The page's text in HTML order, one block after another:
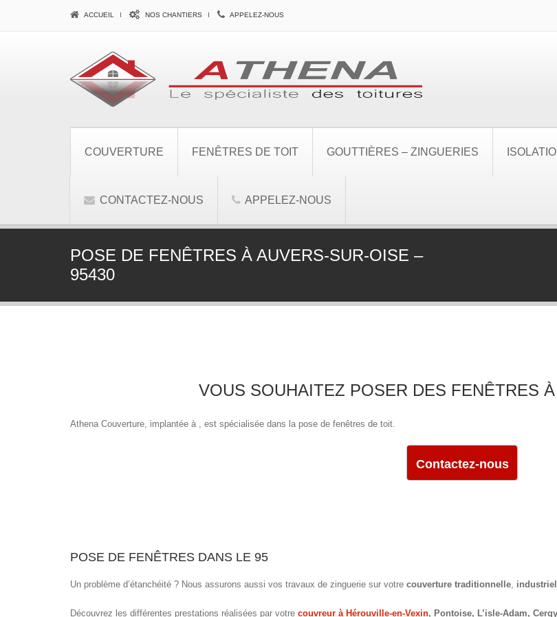
ACCUEIL NOS CHANTIERS APPELEZ-NOUS
COUVERTURE FENÊTRES DE TOIT GOUTTIÈRES – ZINGUERIES
CONTACTEZ-NOUS APPELEZ-NOUS
POSE DE FENÊTRES À AUVERS-SUR-OISE –
95430
VOUS SOUHAITEZ POSER DES FENÊTRES
Athena Couverture, implantée à , est spécialisée dans la pose de fenêtres de toit.
Contactez-nous
POSE DE FENÊTRES DANS LE 95
Un problème d’étanchéité ? Nous assurons aussi vos travaux de zinguerie sur votre couverture traditionnelle,
Découvrez les différentes prestations réalisées par votre couvreur à Hérouville-en-Vexin, Pontoise, L’isle-Adam,